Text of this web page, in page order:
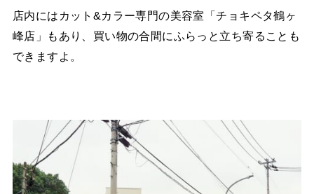
店内にはカット&カラー専門の美容室「チョキペタ鶴ヶ
峰店」もあり、買い物の合間にふらっと立ち寄ることも
できますよ。